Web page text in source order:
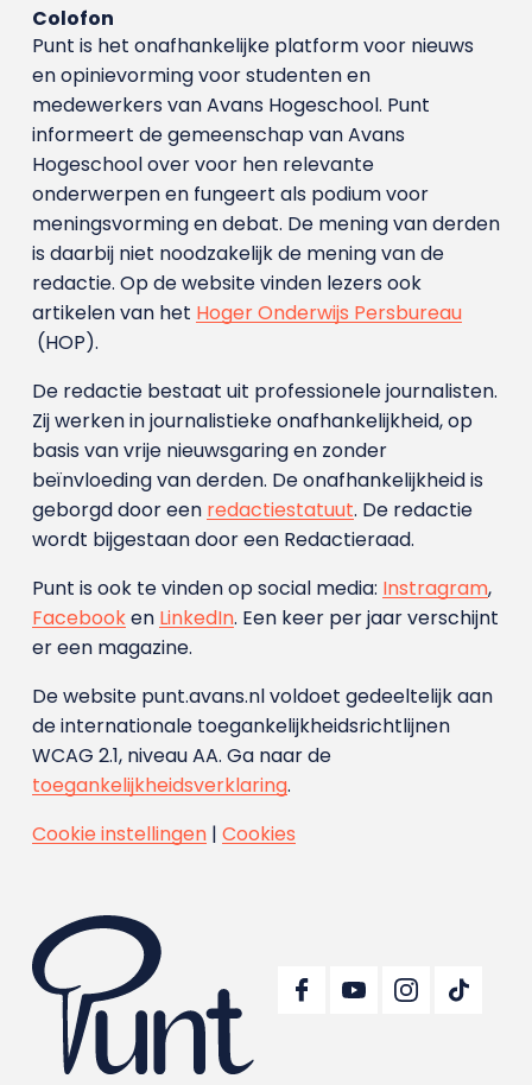
Colofon
Punt is het onafhankelijke platform voor nieuws
en opinievorming voor studenten en
medewerkers van Avans Hoge­school. Punt
informeert de gemeenschap van Avans
Hogeschool over voor hen relevante
onderwerpen en fungeert als podium voor
meningsvorming en debat. De mening van derden
is daarbij niet noodzakelijk de mening van de
redactie. Op de website vinden lezers ook
artikelen van het Hoger Onderwijs Persbureau
(HOP).
De redactie bestaat uit professionele journalisten.
Zij werken in journalistieke onafhankelijkheid, op
basis van vrije nieuwsgaring en zonder
beïnvloeding van derden. De onafhankelijkheid is
geborgd door een redactiestatuut. De redactie
wordt bijgestaan door een Redactieraad.
Punt is ook te vinden op social media: Instragram,
Facebooken LinkedIn. Een keer per jaar verschijnt
er een magazine.
De website punt.avans.nl voldoet gedeeltelijk aan
de internationale toegankelijkheidsrichtlijnen
WCAG 2.1, niveau AA. Ga naar de
toegankelijkheidsverklaring.
Cookie instellingen| Cookies